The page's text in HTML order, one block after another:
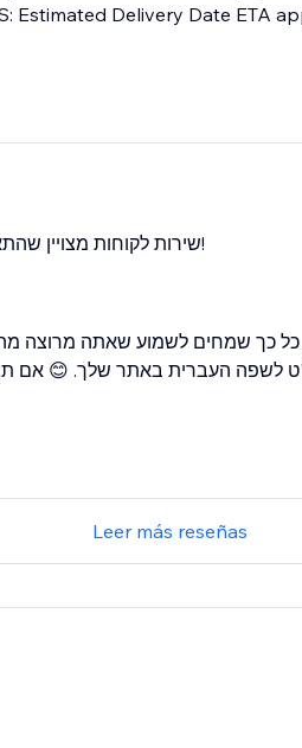
Estimated Delivery Date ETA
שירות לקוחות מצויין שהתאים לי את הווידג'ט לשפה העברית באתר!
כך שמחים לשמוע שאתה מרוצה
Leer más reseñas